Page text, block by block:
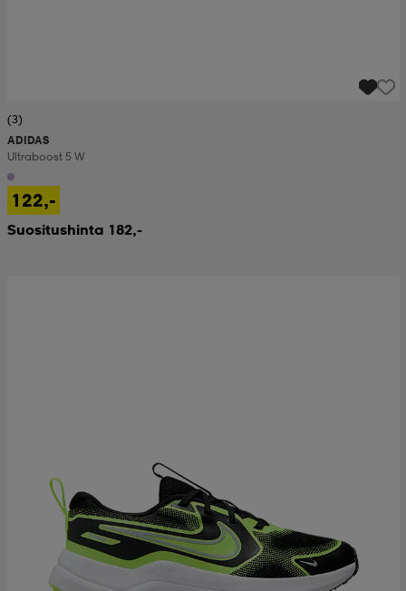
(3)
ADIDAS
Ultraboost 5 W
122,-
Suositushinta 182,-